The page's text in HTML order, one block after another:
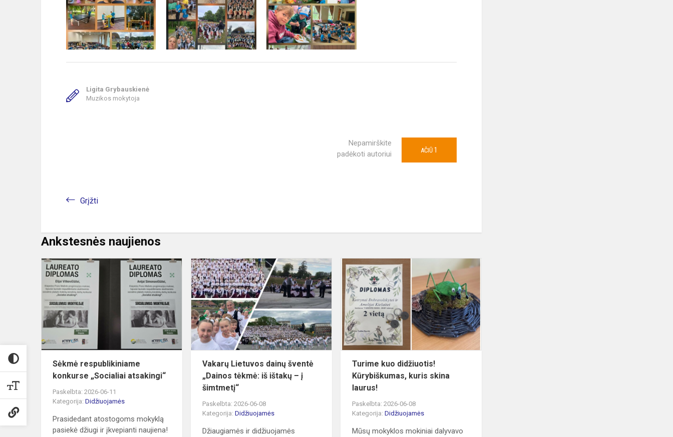
Ligita Grybauskienė
Muzikos mokytoja
Nepamirškite
padėkoti autoriui
AČIŪ 1
Grįžti
Ankstesnės naujienos
Sėkmė
respublikiniame
konkurse
„Socialiai
atsakingi“
Sėkmė respublikiniame
konkurse „Socialiai atsakingi“
Paskelbta: 2026-06-11
Kategorija: Didžiuojamės
Prasidedant atostogoms mokyklą
pasiekė džiugi ir įkvepianti naujiena!
Vakarų
Lietuvos
dainų
šventė
„Dainos
tėkmė:
iš
ištakų
Vakarų Lietuvos dainų šventė
„Dainos tėkmė: iš ištakų – į
šimtmetį“
Paskelbta: 2026-06-08
Kategorija:Didžiuojamės
Džiaugiamės ir didžiuojamės
Turime kuo didžiuotis!
Kūrybiškumas, kuris skina
laurus!
Paskelbta: 2026-06-08
Kategorija:Didžiuojamės
Mūsų mokyklos mokiniai dalyvavo